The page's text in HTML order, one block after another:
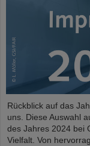
Rückblick auf das
uns. Diese Auswahl
des Jahres 2024 bei
Vielfalt. Von